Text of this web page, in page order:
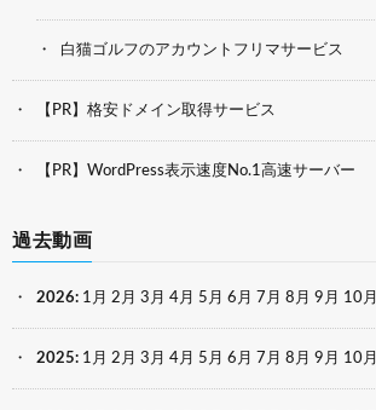
白猫ゴルフのアカウントフリマサービス
【PR】格安ドメイン取得サービス
【PR】WordPress表示速度No.1高速サーバー
過去動画
2026: 1月 2月 3月 4月 5月 6月 7月 8月 9月 10月
2025: 1月 2月 3月 4月 5月 6月 7月 8月 9月 10月